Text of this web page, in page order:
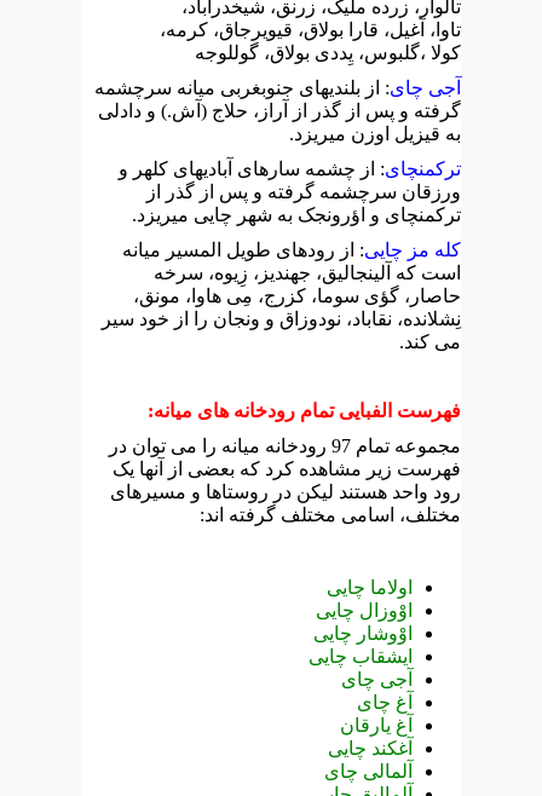
تالوار، زرده ملیک، زرنق، شیخدرآباد،
تاوا، آغیل، قارا بولاق، قیویرجاق، کرمه،
کولا ،گلبوس، یِددی بولاق، گوللوجه
آجی چای: از بلندیهای جنوبغربی میانه سرچشمه
گرفته و پس از گذر از آراز، حلاج (آش.) و دادلی
به قیزیل اوزن میریزد.
ترکمنچای: از چشمه سارهای آبادیهای کلهر و
ورزقان سرچشمه گرفته و پس از گذر از
ترکمنچای و اؤرونجک به شهر چایی میریزد.
کله مز چایی: از رودهای طویل المسیر میانه
است که آلینجالیق، جهندیز، زِیوه، سرخه
حاصار، گؤی سوما، کزرج، مِی هاوا، مونق،
نِشلانده، نقاباد، نودوزاق و ونجان را از خود سیر
می کند.
فهرست الفبایی تمام رودخانه های میانه:
مجموعه تمام 97 رودخانه میانه را می توان در
فهرست زیر مشاهده کرد که بعضی از آنها یک
رود واحد هستند لیکن در روستاها و مسیرهای
مختلف، اسامی مختلف گرفته اند:
اولاما چایی
اوْوزال چایی
اوْوشار چایی
ایشقاب چایی
آجی چای
آغ چای
آغ یارقان
آغکند چایی
آلمالی چای